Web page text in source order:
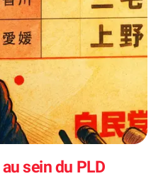
sein du PLD